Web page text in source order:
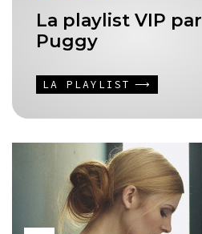
La playlist VIP par
Puggy
LA PLAYLIST